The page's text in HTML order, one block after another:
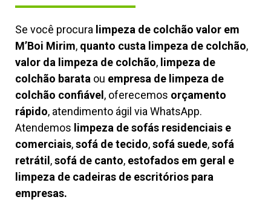
Se você procura limpeza de colchão valor em
M’Boi Mirim, quanto custa limpeza de colchão,
valor da limpeza de colchão, limpeza de
colchão barata ou empresa de limpeza de
colchão confiável, oferecemos orçamento
rápido, atendimento ágil via WhatsApp.
Atendemos limpeza desofás residenciais e
comerciais,sofá de tecido,sofá suede,sofá
retrátil,sofá de canto, estofados em geral e
limpeza de cadeiras de escritórios para
empresas.